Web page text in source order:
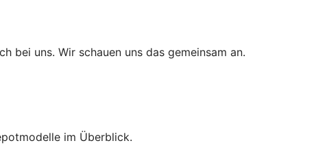
bei uns. Wir schauen uns das gemeinsam an.
im Überblick.